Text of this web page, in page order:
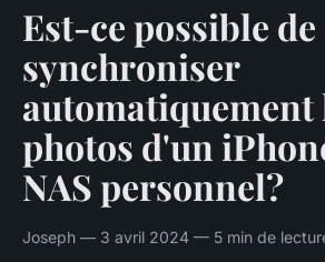
Est-ce possible de
synchroniser
automatiquement
photos d'un
NAS personnel?
Joseph — 3 avril 2024 — 5 min de